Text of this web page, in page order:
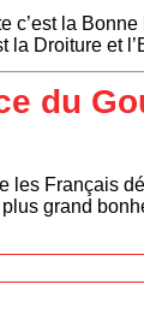
la
la Droiture et
du
les Français
grand